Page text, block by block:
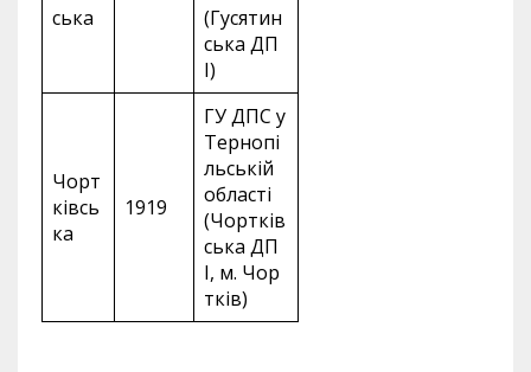
ська
(Гусятин
ська ДП
І)
Чорт
ківсь
ка
1919
ГУ ДПС у
Тернопі
льській
області
(Чортків
ська ДП
І, м. Чор
тків)